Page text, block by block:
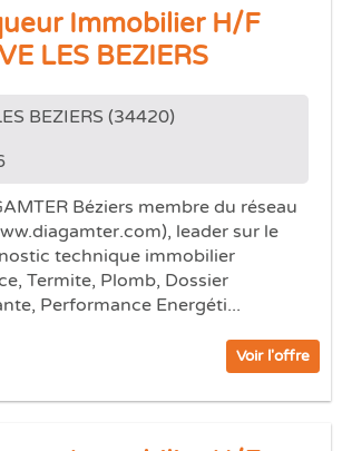
Immobilier H/F
LES BEZIERS
BEZIERS (34420)
Béziers membre du réseau
leader sur le
technique immobilier
Termite, Plomb, Dossier
Performance Energéti...
Voir l'offre